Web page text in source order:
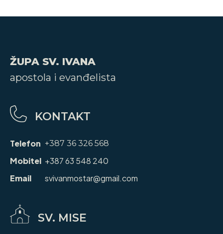
ŽUPA SV. IVANA
apostola i evanđelista
KONTAKT
Telefon +387 36 326 568
Mobitel +387 63 548 240
Email
svivanmostar@gmail.com
SV. MISE